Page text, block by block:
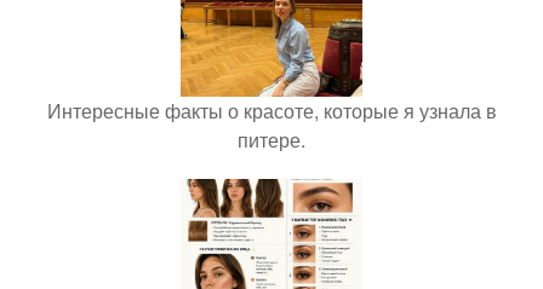
Интересные факты о красоте, которые я узнала в
питере.